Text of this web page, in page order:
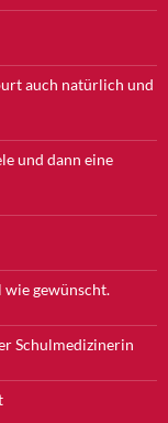
auch natürlich und
und dann eine
wie gewünscht.
Schulmedizinerin